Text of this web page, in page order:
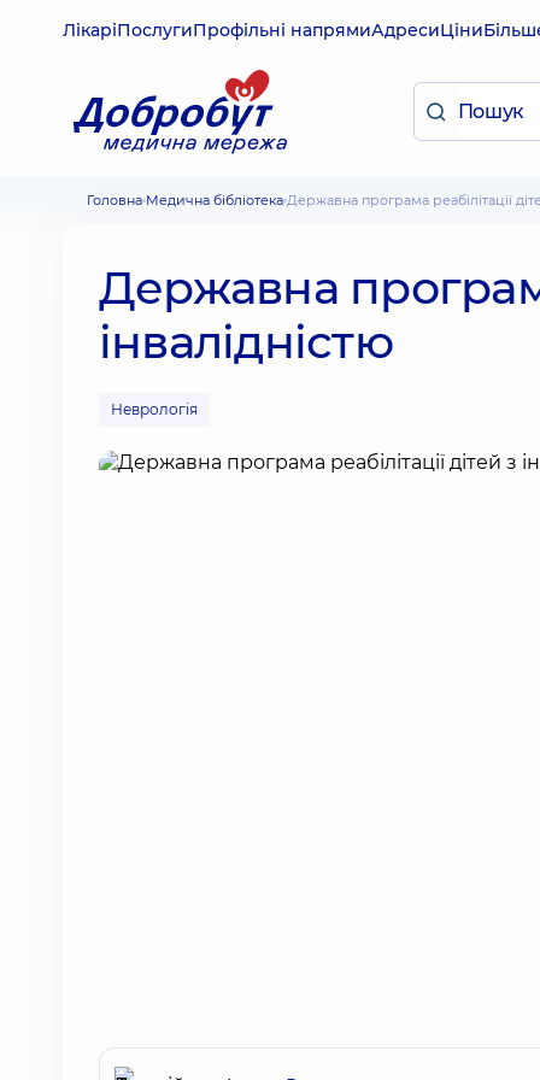
ЛікаріПослугиПрофільні напрямиАдресиЦіни
Головна Медична бібліотека Державна програма реабілітації
Державна
інвалідністю
Неврологія